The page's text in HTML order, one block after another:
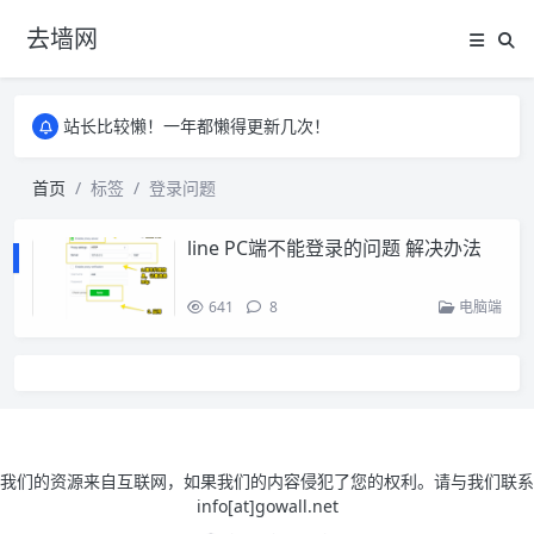
去墙网
站长比较懒！一年都懒得更新几次！
站长比较懒！一年都懒得更新几次！
首页 标签 登录问题
line PC端不能登录的问题 解决办法
641 8 电脑端
我们的资源来自互联网，如果我们的内容侵犯了您的权利。请与我们联系
info[at]gowall.net